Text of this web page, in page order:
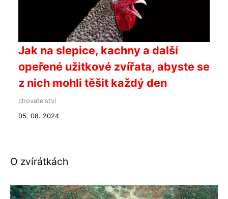
Jak na slepice, kachny a další
opeřené užitkové zvířata, abyste se
z nich mohli těšit každý den
chovatelství
05. 08. 2024
O zvírátkách